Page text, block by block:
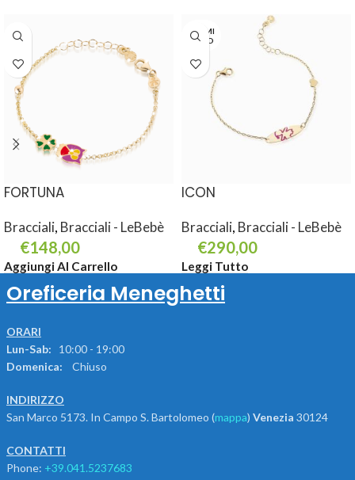
FORTUNA
Bracciali, Bracciali - LeBebè
€148,00
Aggiungi Al Carrello
TERMI
NATO
ICON
Bracciali, Bracciali - LeBebè
€290,00
Leggi Tutto
Oreficeria Meneghetti
ORARI
Lun-Sab: 10:00 - 19:00
Domenica:
Chiuso
INDIRIZZO
San Marco 5173. In Campo S. Bartolomeo (mappa) Venezia 30124
CONTATTI
Phone: +39.041.5237683